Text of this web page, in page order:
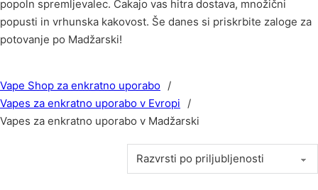
popoln spremljevalec. Čakajo vas hitra dostava, množični
popusti in vrhunska kakovost. Še danes si priskrbite zaloge za
potovanje po Madžarski!
Vape Shop za enkratno uporabo /
Vapes za enkratno uporabo v Evropi
/
Vapes za enkratno uporabo v Madžarski